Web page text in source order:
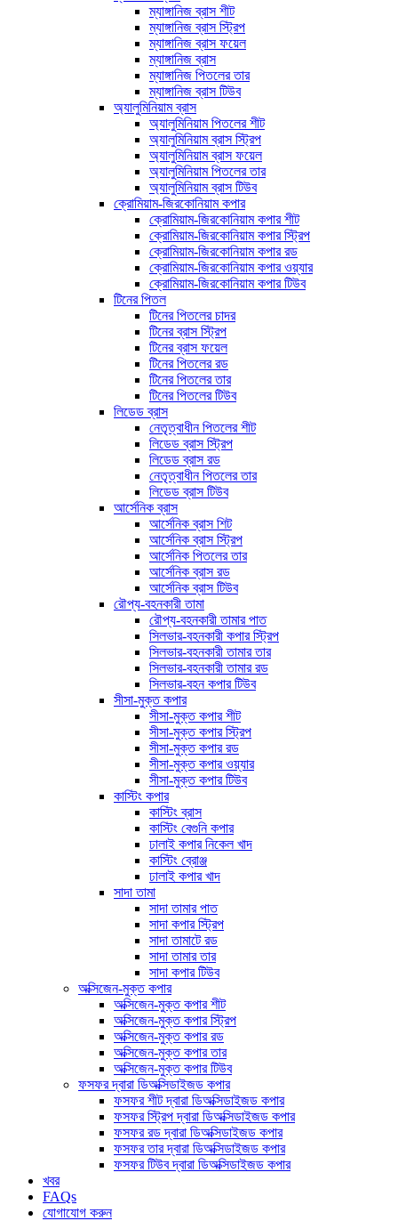
ম্যাঙ্গানিজ ব্রাস শীট
ম্যাঙ্গানিজ ব্রাস স্ট্রিপ
ম্যাঙ্গানিজ ব্রাস ফয়েল
ম্যাঙ্গানিজ ব্রাস
ম্যাঙ্গানিজ পিতলের তার
ম্যাঙ্গানিজ ব্রাস টিউব
অ্যালুমিনিয়াম ব্রাস
অ্যালুমিনিয়াম পিতলের শীট
অ্যালুমিনিয়াম ব্রাস স্ট্রিপ
অ্যালুমিনিয়াম ব্রাস ফয়েল
অ্যালুমিনিয়াম পিতলের তার
অ্যালুমিনিয়াম ব্রাস টিউব
ক্রোমিয়াম-জিরকোনিয়াম কপার
ক্রোমিয়াম-জিরকোনিয়াম কপার শীট
ক্রোমিয়াম-জিরকোনিয়াম কপার স্ট্রিপ
ক্রোমিয়াম-জিরকোনিয়াম কপার রড
ক্রোমিয়াম-জিরকোনিয়াম কপার ওয়্যার
ক্রোমিয়াম-জিরকোনিয়াম কপার টিউব
টিনের পিতল
টিনের পিতলের চাদর
টিনের ব্রাস স্ট্রিপ
টিনের ব্রাস ফয়েল
টিনের পিতলের রড
টিনের পিতলের তার
টিনের পিতলের টিউব
লিডেড ব্রাস
নেতৃত্বাধীন পিতলের শীট
লিডেড ব্রাস স্ট্রিপ
লিডেড ব্রাস রড
নেতৃত্বাধীন পিতলের তার
লিডেড ব্রাস টিউব
আর্সেনিক ব্রাস
আর্সেনিক ব্রাস শিট
আর্সেনিক ব্রাস স্ট্রিপ
আর্সেনিক পিতলের তার
আর্সেনিক ব্রাস রড
আর্সেনিক ব্রাস টিউব
রৌপ্য-বহনকারী তামা
রৌপ্য-বহনকারী তামার পাত
সিলভার-বহনকারী কপার স্ট্রিপ
সিলভার-বহনকারী তামার তার
সিলভার-বহনকারী তামার রড
সিলভার-বহন কপার টিউব
সীসা-মুক্ত কপার
সীসা-মুক্ত কপার শীট
সীসা-মুক্ত কপার স্ট্রিপ
সীসা-মুক্ত কপার রড
সীসা-মুক্ত কপার ওয়্যার
সীসা-মুক্ত কপার টিউব
কাস্টিং কপার
কাস্টিং ব্রাস
কাস্টিং বেগুনি কপার
ঢালাই কপার নিকেল খাদ
কাস্টিং ব্রোঞ্জ
ঢালাই কপার খাদ
সাদা তামা
সাদা তামার পাত
সাদা কপার স্ট্রিপ
সাদা তামাটে রড
সাদা তামার তার
সাদা কপার টিউব
অক্সিজেন-মুক্ত কপার
অক্সিজেন-মুক্ত কপার শীট
অক্সিজেন-মুক্ত কপার স্ট্রিপ
অক্সিজেন-মুক্ত কপার রড
অক্সিজেন-মুক্ত কপার তার
অক্সিজেন-মুক্ত কপার টিউব
ফসফর দ্বারা ডিঅক্সিডাইজড কপার
ফসফর শীট দ্বারা ডিঅক্সিডাইজড কপার
ফসফর স্ট্রিপ দ্বারা ডিঅক্সিডাইজড কপার
ফসফর রড দ্বারা ডিঅক্সিডাইজড কপার
ফসফর তার দ্বারা ডিঅক্সিডাইজড কপার
ফসফর টিউব দ্বারা ডিঅক্সিডাইজড কপার
খবর
FAQs
যোগাযোগ করুন